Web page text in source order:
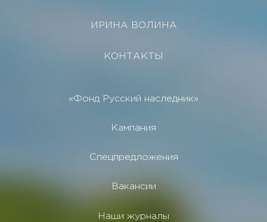
ИРИНА ВОЛИНА
КОНТАКТЫ
«Фонд Русский наследник»
Кампания
Спецпредложения
Вакансии
Наши журналы